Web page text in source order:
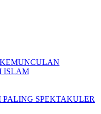
ISLAM
SPEKTAKULER